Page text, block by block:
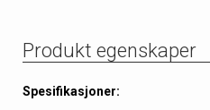
Produkt egenskaper
Spesifikasjoner: